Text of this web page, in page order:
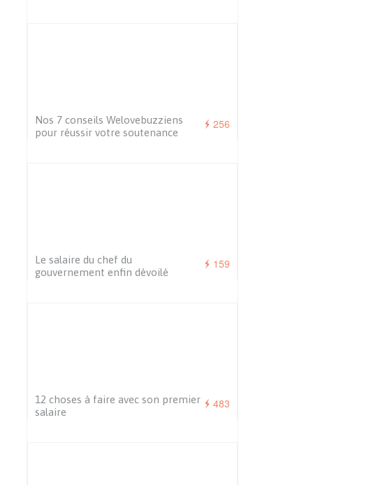
256
Nos 7 conseils Welovebuzziens
pour réussir votre soutenance
159
Le salaire du chef du
gouvernement enfin dévoilé
483
12 choses à faire avec son premier
salaire